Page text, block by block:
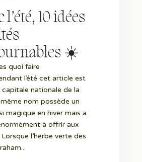
l’été, 10 idées
☀️
quoi faire
l’été cet article est
nationale de la
nom possède un
magique en hiver mais a
à offrir aux
l’herbe verte des